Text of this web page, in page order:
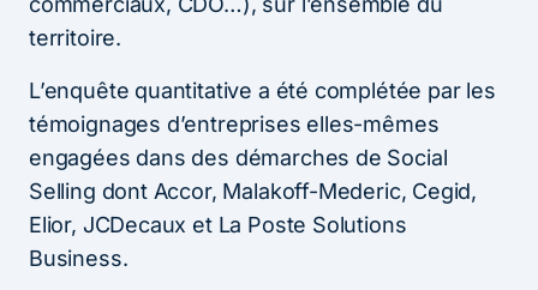
territoire.
L’enquête quantitative a été complétée par les
témoignages d’entreprises elles-mêmes
engagées dans des démarches de Social
Selling dont Accor, Malakoff-Mederic, Cegid,
Elior, JCDecaux et La Poste Solutions
Business.